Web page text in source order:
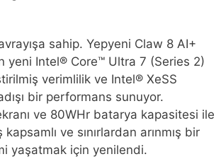
sahip. Yepyeni Claw 8 AI+
yeni Intel® Core™ Ultra 7 (Series 2)
verimlilik ve Intel® XeSS
bir performans sunuyor.
ve 80WHr batarya kapasitesi ile
ve sınırlardan arınmış bir
yaşatmak için yenilendi.